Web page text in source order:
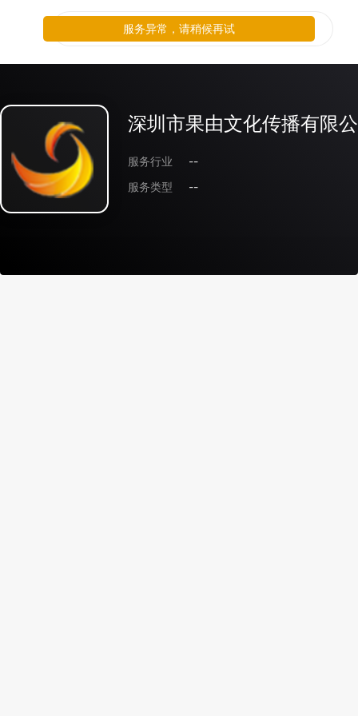
深圳市果由文化传播有限
服务行业
--
服务类型
--
服务异常，请稍候再试